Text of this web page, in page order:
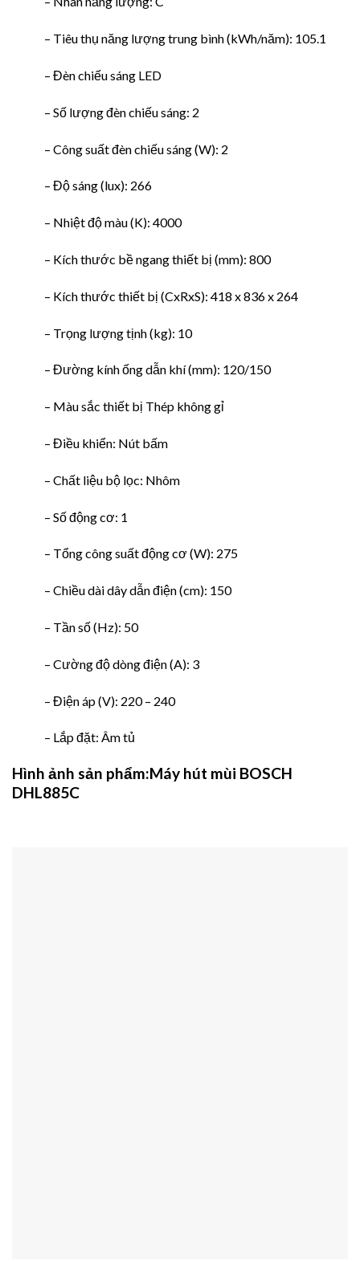
– Tiêu thụ năng lượng trung bình (kWh/năm): 105.1
– Đèn chiếu sáng LED
– Số lượng đèn chiếu sáng: 2
– Công suất đèn chiếu sáng (W): 2
– Độ sáng (lux): 266
– Nhiệt độ màu (K): 4000
– Kích thước bề ngang thiết bị (mm): 800
– Kích thước thiết bị (CxRxS): 418 x 836 x 264
– Trọng lượng tịnh (kg): 10
– Đường kính ống dẫn khí (mm): 120/150
– Màu sắc thiết bị Thép không gỉ
– Điều khiển: Nút bấm
– Chất liệu bộ lọc: Nhôm
– Số động cơ: 1
– Tổng công suất động cơ (W): 275
– Chiều dài dây dẫn điện (cm): 150
– Tần số (Hz): 50
– Cường độ dòng điện (A): 3
– Điện áp (V): 220 – 240
– Lắp đặt: Âm tủ
Hình ảnh sản phẩm:Máy hút mùi BOSCH
DHL885C